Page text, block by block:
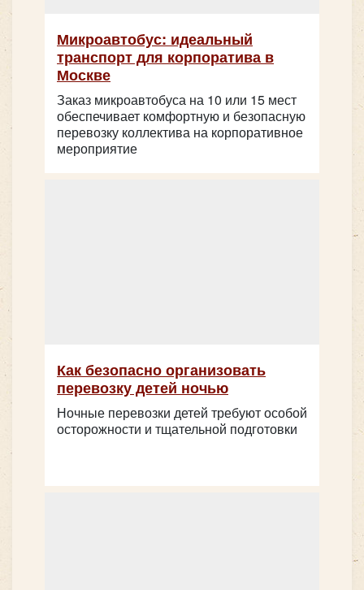
Микроавтобус: идеальный
транспорт для корпоратива в
Москве
Заказ микроавтобуса на 10 или 15 мест
обеспечивает комфортную и безопасную
перевозку коллектива на корпоративное
мероприятие
Как безопасно организовать
перевозку детей ночью
Ночные перевозки детей требуют особой
осторожности и тщательной подготовки